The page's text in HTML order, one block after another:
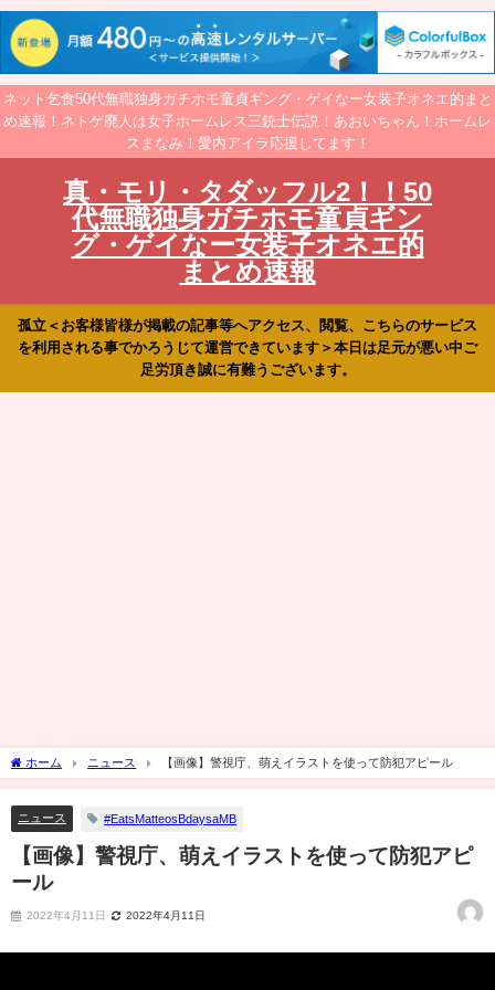
ネット乞食50代無職独身ガチホモ童貞ギング・ゲイなー女装子オネエ的まと
め速報！ネトゲ廃人は女子ホームレス三銃士伝説！あおいちゃん！ホームレ
スまなみ！愛内アイラ応援してます！
真・モリ・タダッフル2！！50
代無職独身ガチホモ童貞ギン
グ・ゲイなー女装子オネエ的
まとめ速報
孤立＜お客様皆様が掲載の記事等へアクセス、閲覧、こちらのサービス
を利用される事でかろうじて運営できています＞本日は足元が悪い中ご
足労頂き誠に有難うございます。
ホーム ニュース 【画像】警視庁、萌えイラストを使って防犯アピール
ニュース #EatsMatteosBdaysaMB
【画像】警視庁、萌えイラストを使って防犯アピ
ール
2022年4月11日 2022年4月11日